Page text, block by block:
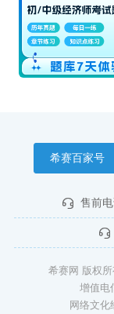
希赛百家号
售前电
希赛网 版权
增值电
网络文化